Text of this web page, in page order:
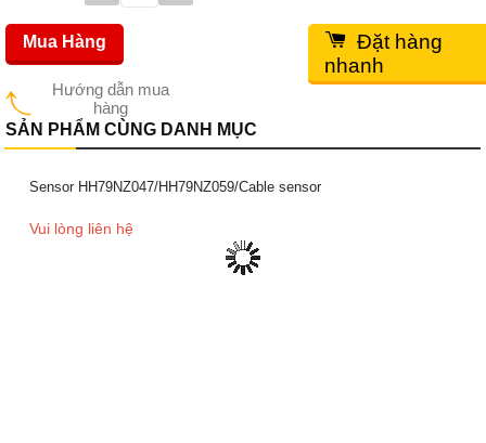
Hướng dẫn mua
hàng
Mua Hàng
Đặt hàng
nhanh
SẢN PHẨM CÙNG DANH MỤC
Sensor HH79NZ047/HH79NZ059/Cable sensor
Vui lòng liên hệ